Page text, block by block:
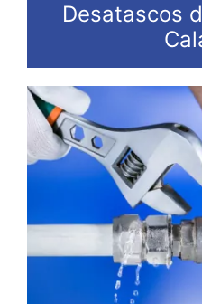
Desatascos